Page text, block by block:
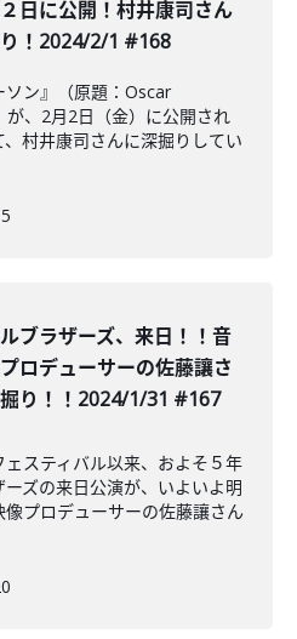
日に公開！村井康司さん
！2024/2/1 #168
ン』（原題：Oscar
、2月2日（金）に公開され
村井康司さんに深掘りしてい
ブラザーズ、来日！！音
ロデューサーの佐藤讓さ
り！！2024/1/31 #167
スティバル以来、およそ５年
ズの来日公演が、いよいよ明
プロデューサーの佐藤讓さん